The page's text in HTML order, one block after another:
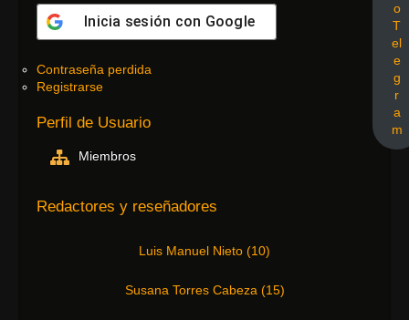
Inicia sesión con Google
Contraseña perdida
Registrarse
Perfil de Usuario
Miembros
o
T
el
e
g
r
a
m
Redactores y reseñadores
Luis Manuel Nieto (10)
Susana Torres Cabeza (15)